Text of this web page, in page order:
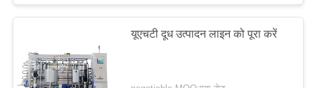
यूएचटी दूध उत्पादन लाइन को पूरा करें